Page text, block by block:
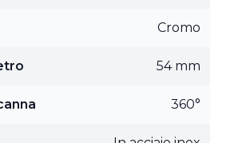
Cromo
54 mm
360°